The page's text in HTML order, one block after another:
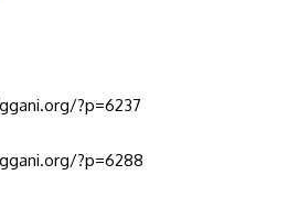
?p=6237
?p=6288